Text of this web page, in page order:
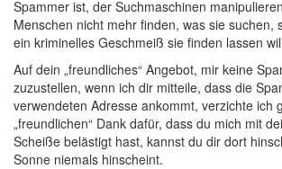
Spammer ist, der Suchmaschinen
Menschen nicht mehr finden, was sie suchen,
ein kriminelles Geschmeiß sie finden lassen
Auf dein „freundliches“ Angebot, mir keine
zuzustellen, wenn ich dir mitteile, dass die
verwendeten Adresse ankommt, verzichte ich
„freundlichen“ Dank dafür, dass du mich mit
Scheiße belästigt hast, kannst du dir dort
Sonne niemals hinscheint.